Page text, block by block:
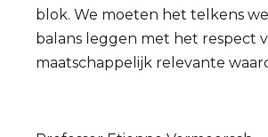
blok. We moeten het telkens
balans leggen met het respect
maatschappelijk relevante